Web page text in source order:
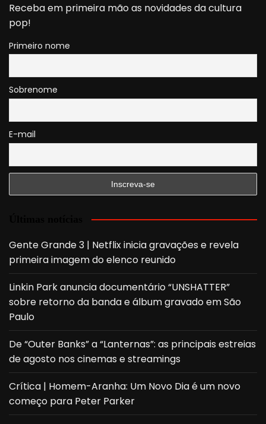
Receba em primeira mão as novidades da cultura
pop!
Primeiro nome
Sobrenome
E-mail
Gente Grande 3 | Netflix inicia gravações e revela
primeira imagem do elenco reunido
Linkin Park anuncia documentário “UNSHATTER”
sobre retorno da banda e álbum gravado em São
Paulo
De “Outer Banks” a “Lanternas”: as principais estreias
de agosto nos cinemas e streamings
Crítica | Homem-Aranha: Um Novo Dia é um novo
começo para Peter Parker